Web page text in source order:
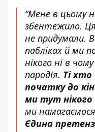
“Мене в цьому
збентежило.
не придумали.
пабліках й ми
нікого ні в
пародія. Ті хто
початку до
ми тут
ми
Єдина